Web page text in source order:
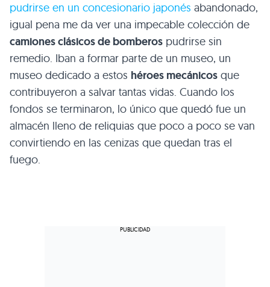
pudrirse en un concesionario japonés abandonado,
igual pena me da ver una impecable colección de
camiones clásicos de bomberos pudrirse sin
remedio. Iban a formar parte de un museo, un
museo dedicado a estos héroes mecánicos que
contribuyeron a salvar tantas vidas. Cuando los
fondos se terminaron, lo único que quedó fue un
almacén lleno de reliquias que poco a poco se van
convirtiendo en las cenizas que quedan tras el
fuego.